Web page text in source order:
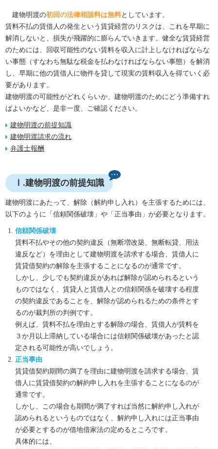
建物明渡の初回の法律相談料は無料としています。
賃料不払の賃借人の発生という賃貸経営のリスクは、これを早期に
解消しないと、損失が飛躍的に膨らんでいきます。健全な賃貸経営
のためには、回収可能性のない賃料を収入に計上しなければならな
い事態（すなわち無駄な税金を払わなければならない事態）を解消
し、早期に他の賃借人に物件を貸して現実の賃料収入を得ていく必
要があります。
建物明渡の可能性がどれくらいか、建物明渡のためにどう準備すれ
ばよいかなど、是非一度、ご確認ください。
建物明渡の前提知識
建物明渡請求の流れ
弁護士報酬
Ⅰ.建物明渡の前提知識
建物明渡にあたって、解除（解約申し入れ）を主張するためには、
以下のように「信頼関係破壊」や「正当事由」が必要となります。
信頼関係破壊
賃料不払やその他の契約違反（無断増改築、無断転貸、用法
違反など）を理由として建物明渡を請求する場合、賃借人に
賃貸借契約の解除を主張することになるのが通常です。
しかし、少しでも契約違反があれば解除が認められるという
ものではなく、賃貸人と賃借人との信頼関係を破壊する程度
の契約違反であることを、解除が認められるための条件とす
るのが裁判所の判例です。
例えば、賃料不払を理由とする解除の場合、賃借人が賃料を
３か月以上滞納している場合には信頼関係破壊があったと認
定される可能性が高いでしょう。
正当事由
賃貸借契約期間の満了を理由に建物明渡を請求する場合、賃
借人に賃貸借契約の解約申し入れを主張することになるのが
通常です。
しかし、この場合も期間が満了すれば当然に解約申し入れが
認められるというものではなく、解約申し入れには正当事由
が必要とするのが借地借家法の定めるところです。
具体的には、